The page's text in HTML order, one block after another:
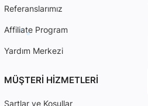
Referanslarımız
Affiliate Program
Yardım Merkezi
MÜŞTERI HIZMETLERI
Şartlar ve Koşullar